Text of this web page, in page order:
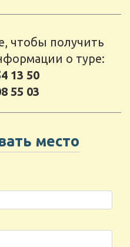
чтобы получить
о туре:
13 50
55 03
место